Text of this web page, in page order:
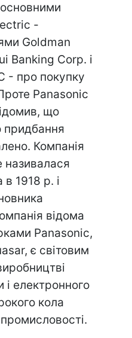
-
Goldman
Banking Corp. і
- про покупку
Panasonic
що
придбання
Компанія
називалася
1918 р. і
відома
Panasonic,
є світовим
і електронного
кола